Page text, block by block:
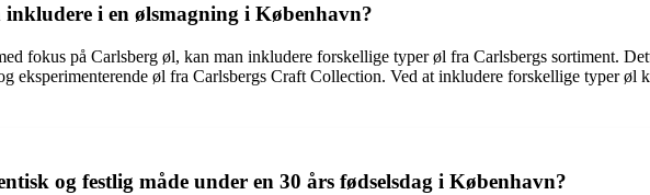
i en ølsmagning i København?
fokus på Carlsberg øl, kan man inkludere forskellige typer øl fra Carlsbergs sortiment.
eksperimenterende øl fra Carlsbergs Craft Collection. Ved at inkludere forskellige typer øl
og festlig måde under en 30 års fødselsdag i København?